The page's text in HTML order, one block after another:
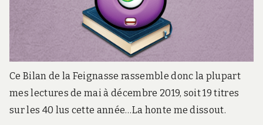
Ce Bilan de la Feignasse rassemble donc la plupart
mes lectures de mai à décembre 2019, soit 19 titres
sur les 40 lus cette année…La honte me dissout.